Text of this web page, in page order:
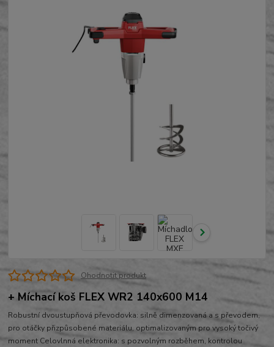
Ohodnotit produkt
+ Míchací koš FLEX WR2 140x600 M14
Robustní dvoustupňová převodovka: silně dimenzovaná a s převodem,
pro otáčky přizpůsobené materiálu, optimalizovaným pro vysoký točivý
moment Celovlnná elektronika: s pozvolným rozběhem, kontrolou